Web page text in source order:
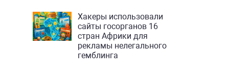
Хакеры использовали
сайты госорганов 16
стран Африки для
рекламы нелегального
гемблинга